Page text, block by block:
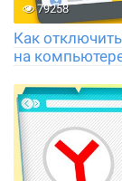
79258
Как
на